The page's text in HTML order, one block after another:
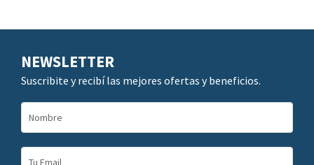
NEWSLETTER
Suscribite y recibí las mejores ofertas y beneficios.